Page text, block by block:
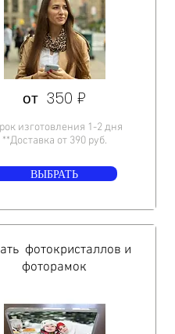
от 350 ₽
изготовления 1-2 дня
**Доставка от 390 руб.
ВЫБРАТЬ
фотокристаллов и
фоторамок